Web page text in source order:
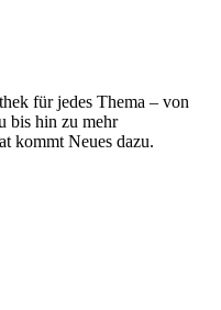
für jedes Thema – von
bis hin zu mehr
kommt Neues dazu.